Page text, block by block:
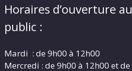
Horaires d’ouverture au
public :
Mardi : de 9h00 à 12h00
Mercredi : de 9h00 à 12h00 et de